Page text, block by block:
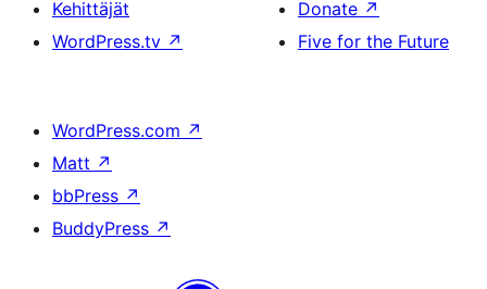
Kehittäjät
WordPress.tv ↗
Donate ↗
Five for the Future
WordPress.com ↗
Matt ↗
bbPress ↗
BuddyPress ↗